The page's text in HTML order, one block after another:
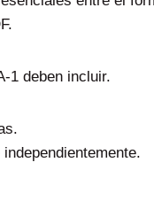
1 deben incluir.